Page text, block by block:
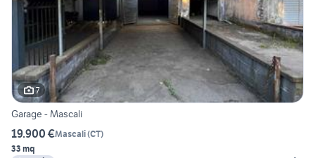
7
Garage - Mascali
19.900 €Mascali(CT)
33 mq